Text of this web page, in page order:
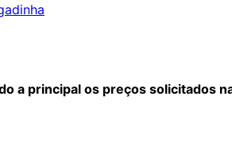
a principal os preços solicitados